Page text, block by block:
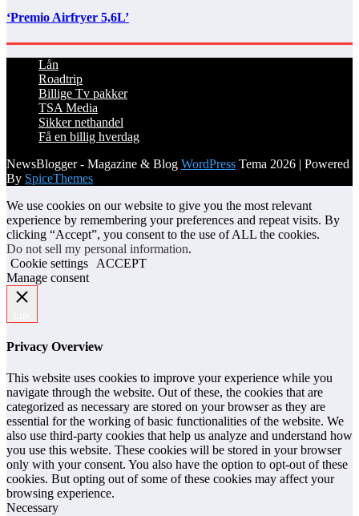
‘Premio Airfryer 5,6L’
Lån
Roadtrip
Billige Tv pakker
TSA Media
Sikker nethandel
Få en billig hverdag
NewsBlogger - Magazine & Blog WordPress Tema 2026 | Powered
By SpiceThemes
We use cookies on our website to give you the most relevant
experience by remembering your preferences and repeat visits. By
clicking “Accept”, you consent to the use of ALL the cookies.
Do not sell my personal information.
Cookie settings
ACCEPT
Manage consent
Privacy Overview
This website uses cookies to improve your experience while you
navigate through the website. Out of these, the cookies that are
categorized as necessary are stored on your browser as they are
essential for the working of basic functionalities of the website. We
also use third-party cookies that help us analyze and understand how
you use this website. These cookies will be stored in your browser
only with your consent. You also have the option to opt-out of these
cookies. But opting out of some of these cookies may affect your
browsing experience.
Necessary